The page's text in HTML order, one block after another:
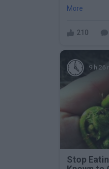
More
210
9 h 26
Stop